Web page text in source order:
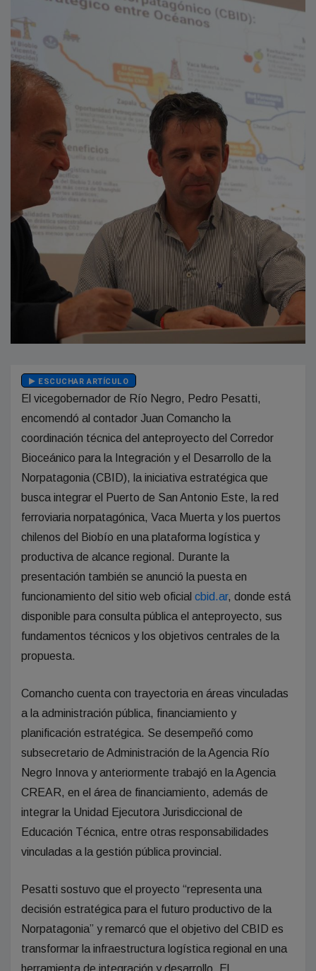
ESCUCHAR ARTÍCULO
El vicegobernador de Río Negro, Pedro Pesatti,
encomendó al contador Juan Comancho la
coordinación técnica del anteproyecto del Corredor
Bioceánico para la Integración y el Desarrollo de la
Norpatagonia (CBID), la iniciativa estratégica que
busca integrar el Puerto de San Antonio Este, la red
ferroviaria norpatagónica, Vaca Muerta y los puertos
chilenos del Biobío en una plataforma logística y
productiva de alcance regional. Durante la
presentación también se anunció la puesta en
funcionamiento del sitio web oficial cbid.ar, donde está
disponible para consulta pública el anteproyecto, sus
fundamentos técnicos y los objetivos centrales de la
propuesta.
Comancho cuenta con trayectoria en áreas vinculadas
a la administración pública, financiamiento y
planificación estratégica. Se desempeñó como
subsecretario de Administración de la Agencia Río
Negro Innova y anteriormente trabajó en la Agencia
CREAR, en el área de financiamiento, además de
integrar la Unidad Ejecutora Jurisdiccional de
Educación Técnica, entre otras responsabilidades
vinculadas a la gestión pública provincial.
Pesatti sostuvo que el proyecto “representa una
decisión estratégica para el futuro productivo de la
Norpatagonia” y remarcó que el objetivo del CBID es
transformar la infraestructura logística regional en una
herramienta de integración y desarrollo. El